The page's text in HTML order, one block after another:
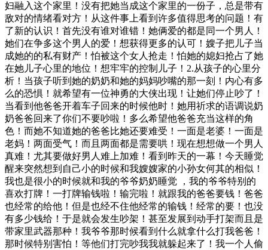
妇融入这个家里！没有把她当成这个家里的一份子，总是带有
敌对的情绪看对方！从这件事上看到许多值得思考的问题！有
了新的认识！首先没有谁对谁错！她俩爱的都是同一个男人！
她们在争多这个男人的爱！想获得更多的认可！嫂子把儿子当
成她的的私有财产！怕被这个女人抢走！怕她的媳妇抢占了她
在她儿子心里的地位！想牢牢的控制儿子！2.从孩子的心里分
析！当孩子听到她的奶奶和她的妈妈吵嘴的那一刻！内心有多
么的恐惧！就希望有一位神勇的大侠出现！让她们停止吵了！
当看到他爸爸开着车子回来的时候他时！她用祈求的语调说奶
奶爸爸回来了你们不要吵啦！多么希望他爸爸充当这样的角
色！而她不知道她的爸爸比她还要难受！一面是老婆！一面是
老妈！两面受气！而且两面都是需要哄！现在想想做一个男人
真难！尤其要做好男人难上加难！看到昨天的一幕！今天睡觉
醒来突然想到自己小的时候和我嫂嫂家的小孙女何其的相似！
我也是很小的时候就和我的爷爷奶奶睡觉 ，我的爷爷特别的
喜欢打牌！一打牌输钱啦！输完啦！就跟我的爸爸要钱！爸爸
也经常的给他！但是也经不住他经常的输钱！经常的要！也没
有多少钱给！于是就会发生吵架！甚至发展到动手打架而且是
带家里武器那种！我爷爷那时候看到什么就拿什么打我爸爸！
那时候特别害怕！等他们打完吵我我就躲起来了！我一个人偷